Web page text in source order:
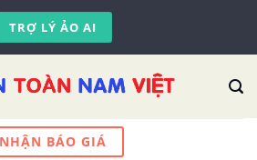
TRỢ LÝ ẢO AI
NHẬN BÁO GIÁ